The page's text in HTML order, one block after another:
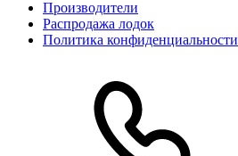
Производители
Распродажа лодок
Политика конфиденциальности